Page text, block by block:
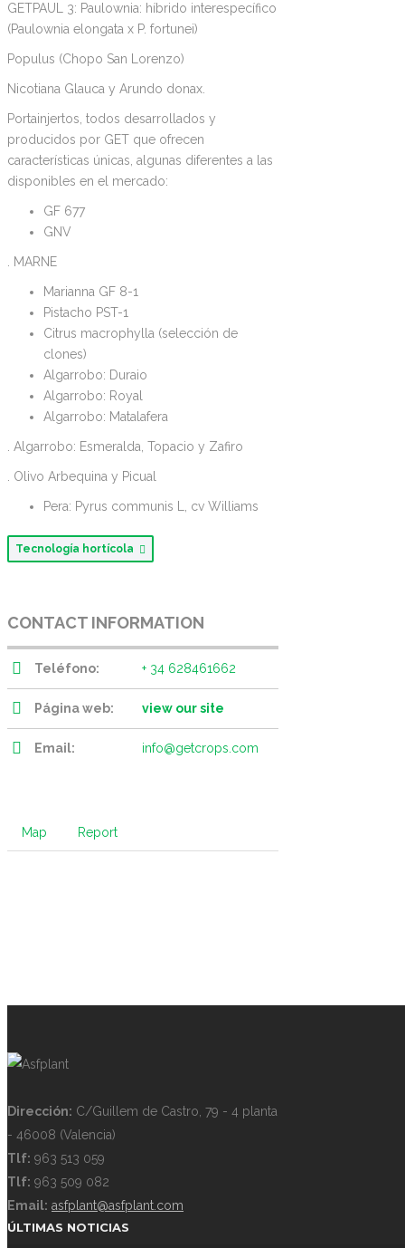
GETPAUL 3: Paulownia: híbrido interespecífico
(Paulownia elongata x P. fortunei)
Populus (Chopo San Lorenzo)
Nicotiana Glauca y Arundo donax.
Portainjertos, todos desarrollados y
producidos por GET que ofrecen
características únicas, algunas diferentes a las
disponibles en el mercado:
GF 677
GNV
. MARNE
Marianna GF 8-1
Pistacho PST-1
Citrus macrophylla (selección de
clones)
Algarrobo: Duraio
Algarrobo: Royal
Algarrobo: Matalafera
. Algarrobo: Esmeralda, Topacio y Zafiro
. Olivo Arbequina y Picual
Pera: Pyrus communis L, cv Williams
Tecnología hortícola
CONTACT INFORMATION
Teléfono: + 34 628461662
Página web: view our site
Email: info@getcrops.com
Map Report
Dirección: C/Guillem de Castro, 79 - 4 planta
- 46008 (Valencia)
Tlf: 963 513 059
Tlf: 963 509 082
Email: asfplant@asfplant.com
ÚLTIMAS NOTICIAS